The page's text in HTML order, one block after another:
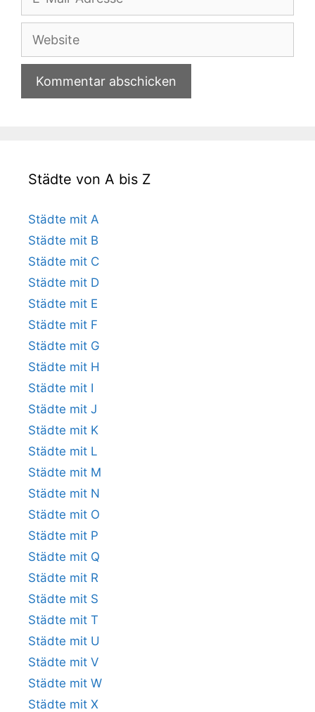
Adresse
Website
Städte von A bis Z
Städte mit A
Städte mit B
Städte mit C
Städte mit D
Städte mit E
Städte mit F
Städte mit G
Städte mit H
Städte mit I
Städte mit J
Städte mit K
Städte mit L
Städte mit M
Städte mit N
Städte mit O
Städte mit P
Städte mit Q
Städte mit R
Städte mit S
Städte mit T
Städte mit U
Städte mit V
Städte mit W
Städte mit X